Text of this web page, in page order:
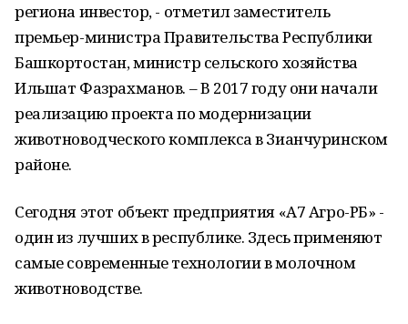
региона инвестор, - отметил заместитель
премьер-министра Правительства Республики
Башкортостан, министр сельского хозяйства
Ильшат Фазрахманов. – В 2017 году они начали
реализацию проекта по модернизации
животноводческого комплекса в Зианчуринском
районе.
Сегодня этот объект предприятия «А7 Агро-РБ» -
один из лучших в республике. Здесь применяют
самые современные технологии в молочном
животноводстве.